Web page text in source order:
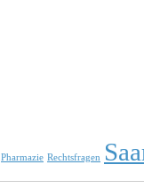
Pharmazie Rechtsfragen